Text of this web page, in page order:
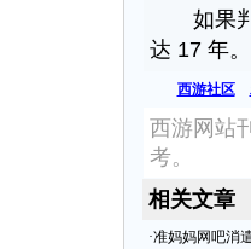
如果判
达 17 年。
西游社区
西游网站
考。
相关文章
·准妈妈网吧消